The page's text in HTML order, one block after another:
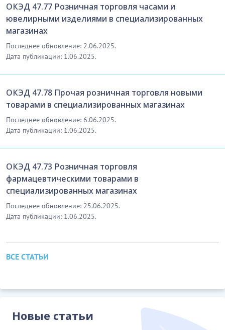
ОКЭД 47.77 Розничная торговля часами и
ювелирными изделиями в специализированных
магазинах
Последнее обновление: 2.06.2025.
Дата публикации: 1.06.2025.
ОКЭД 47.78 Прочая розничная торговля новыми
товарами в специализированных магазинах
Последнее обновление: 6.06.2025.
Дата публикации: 1.06.2025.
ОКЭД 47.73 Розничная торговля
фармацевтическими товарами в
специализированных магазинах
Последнее обновление: 25.06.2025.
Дата публикации: 1.06.2025.
ВСЕ СТАТЬИ
Новые статьи